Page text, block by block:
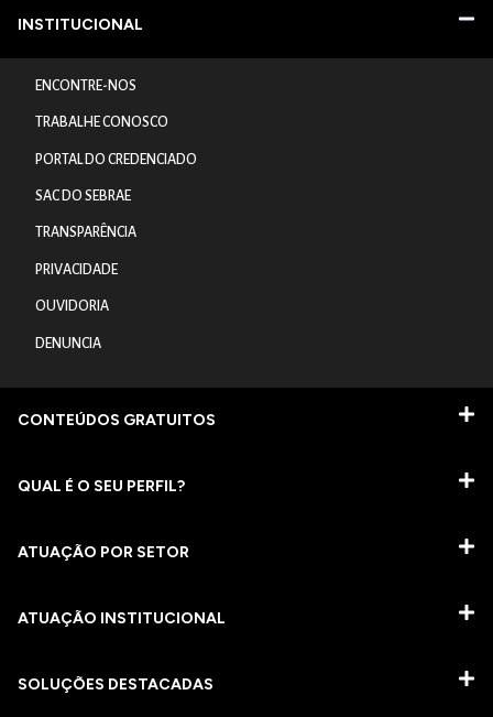
INSTITUCIONAL
ENCONTRE-NOS
TRABALHE CONOSCO
PORTAL DO CREDENCIADO
SAC DO SEBRAE
TRANSPARÊNCIA
PRIVACIDADE
OUVIDORIA
DENUNCIA
CONTEÚDOS GRATUITOS
QUAL É O SEU PERFIL?
ATUAÇÃO POR SETOR
ATUAÇÃO INSTITUCIONAL
SOLUÇÕES DESTACADAS